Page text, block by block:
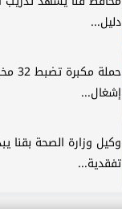
دليل...
إشغال...
وكيل وزارة الصحة بقنا
تفقدية...